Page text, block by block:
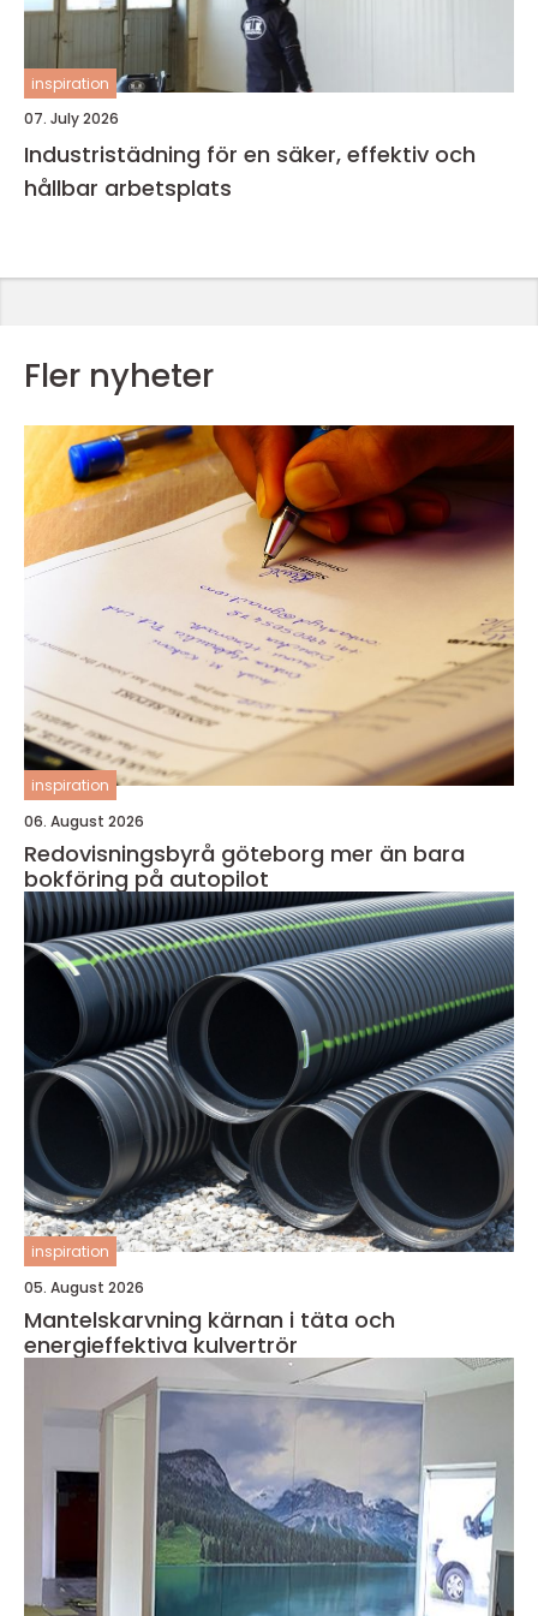
inspiration
07. July 2026
Industristädning för en säker, effektiv och
hållbar arbetsplats
Fler nyheter
inspiration
06. August 2026
Redovisningsbyrå göteborg mer än bara
bokföring på autopilot
inspiration
05. August 2026
Mantelskarvning kärnan i täta och
energieffektiva kulvertrör